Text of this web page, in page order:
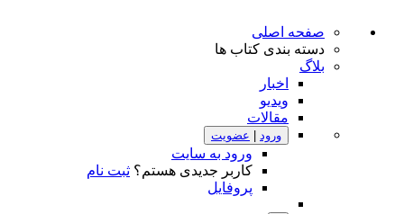
صفحه اصلی
دسته بندی کتاب ها
بلاگ
اخبار
ویدیو
مقالات
ورود عضویت
ورود به سایت
کاربر جدیدی هستم؟ ثبت نام
پروفایل